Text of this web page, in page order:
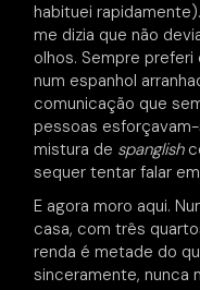
habituei
me dizia que não
olhos. Sempre
num espanhol
comunicação que
pessoas
mistura de spanglish
sequer tentar falar
E agora moro aqui.
casa, com três
renda é metade do
sinceramente, nunca